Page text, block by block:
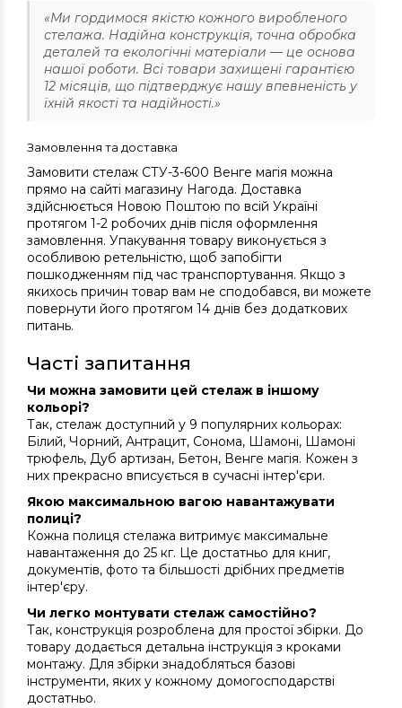
«Ми гордимося якістю кожного виробленого
стелажа. Надійна конструкція, точна обробка
деталей та екологічні матеріали — це основа
нашої роботи. Всі товари захищені гарантією
12 місяців, що підтверджує нашу впевненість у
їхній якості та надійності.»
Замовлення та доставка
Замовити стелаж СТУ-3-600 Венге магія можна
прямо на сайті магазину Нагода. Доставка
здійснюється Новою Поштою по всій Україні
протягом 1-2 робочих днів після оформлення
замовлення. Упакування товару виконується з
особливою ретельністю, щоб запобігти
пошкодженням під час транспортування. Якщо з
якихось причин товар вам не сподобався, ви можете
повернути його протягом 14 днів без додаткових
питань.
Часті запитання
Чи можна замовити цей стелаж в іншому
кольорі?
Так, стелаж доступний у 9 популярних кольорах:
Білий, Чорний, Антрацит, Сонома, Шамоні, Шамоні
трюфель, Дуб артизан, Бетон, Венге магія. Кожен з
них прекрасно вписується в сучасні інтер'єри.
Якою максимальною вагою навантажувати
полиці?
Кожна полиця стелажа витримує максимальне
навантаження до 25 кг. Це достатньо для книг,
документів, фото та більшості дрібних предметів
інтер'єру.
Чи легко монтувати стелаж самостійно?
Так, конструкція розроблена для простої збірки. До
товару додається детальна інструкція з кроками
монтажу. Для збірки знадобляться базові
інструменти, яких у кожному домогосподарстві
достатньо.